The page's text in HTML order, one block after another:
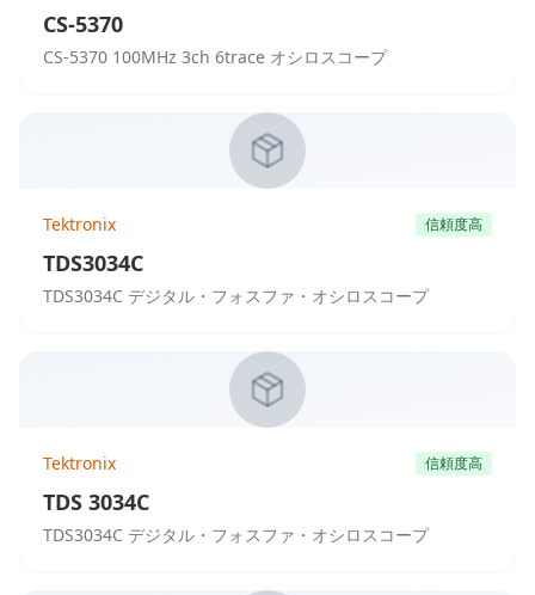
CS-5370
CS-5370 100MHz 3ch 6trace オシロスコープ
Tektronix 信頼度高
TDS3034C
TDS3034C デジタル・フォスファ・オシロスコープ
Tektronix 信頼度高
TDS 3034C
TDS3034C デジタル・フォスファ・オシロスコープ